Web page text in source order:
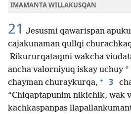
IMAMANTA WILLAKUSQAN
21 Jesusmi qawarispan
cajakunaman qullqi
Rikururqataqmi wakcha
ancha valorniyuq iskay uchuy *
chayman churaykurqa, + 3
“Chiqaptapunim nikichik, wak
kachkaspanpas